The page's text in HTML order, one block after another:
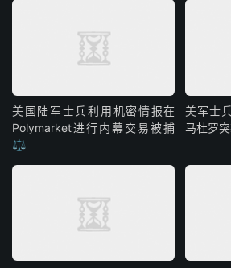
美国陆军士兵利用机密情报在
Polymarket进行内幕交易被捕
⚖️
美军士
马杜罗